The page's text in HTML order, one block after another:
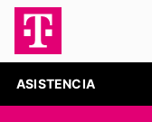
ASISTENCIA